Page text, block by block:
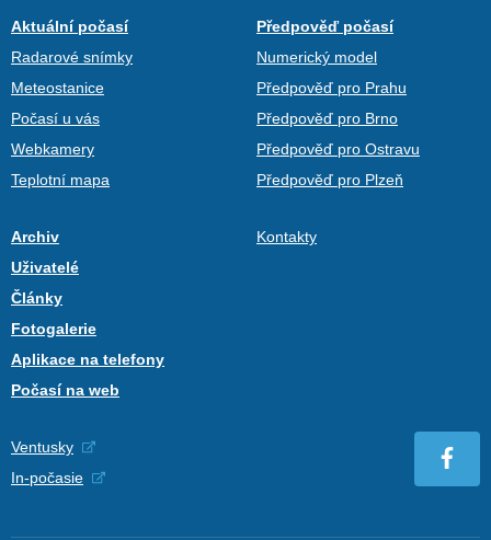
Aktuální počasí
Radarové snímky
Meteostanice
Počasí u vás
Webkamery
Teplotní mapa
Předpověď počasí
Numerický model
Předpověď pro Prahu
Předpověď pro Brno
Předpověď pro Ostravu
Předpověď pro Plzeň
Archiv
Uživatelé
Články
Fotogalerie
Aplikace na telefony
Počasí na web
Kontakty
Ventusky
In-počasie